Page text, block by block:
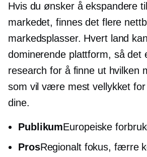
Hvis du ønsker å ekspandere
markedet, finnes det flere
markedsplasser. Hvert land
dominerende plattform, så det
research for å finne ut hvilken
som vil være mest vellykket
dine.
PublikumEuropeiske
ProsRegionalt fokus, færre